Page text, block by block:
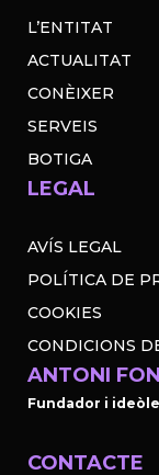
L’ENTITAT
ACTUALITAT
CONÈIXER
SERVEIS
BOTIGA
LEGAL
AVÍS LEGAL
POLÍTICA DE
COOKIES
CONDICIONS
ANTONI
Fundador i
CONTACTE